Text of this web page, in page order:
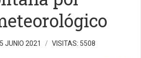
JUNIO 2021 VISITAS: 5508